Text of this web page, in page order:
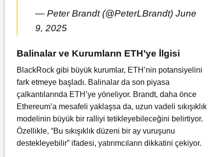
— Peter Brandt (@PeterLBrandt) June
9, 2025
Balinalar ve Kurumların ETH’ye İlgisi
BlackRock gibi büyük kurumlar, ETH’nin potansiyelini
fark etmeye başladı. Balinalar da son piyasa
çalkantılarında ETH’ye yöneliyor. Brandt, daha önce
Ethereum’a mesafeli yaklaşsa da, uzun vadeli sıkışıklık
modelinin büyük bir ralliyi tetikleyebileceğini belirtiyor.
Özellikle, “Bu sıkışıklık düzeni bir ay vuruşunu
destekleyebilir” ifadesi, yatırımcıların dikkatini çekiyor.